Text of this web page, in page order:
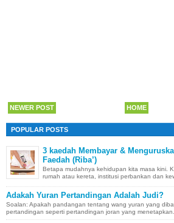
NEWER POST HOME
POPULAR POSTS
3 kaedah Membayar &
Faedah (Riba’)
Betapa mudahnya kehidupan kita masa kini.
rumah atau kereta, institusi perbankan dan
Adakah Yuran Pertandingan Adalah Judi?
Soalan: Apakah pandangan tentang wang yuran yang
pertandingan seperti pertandingan joran yang